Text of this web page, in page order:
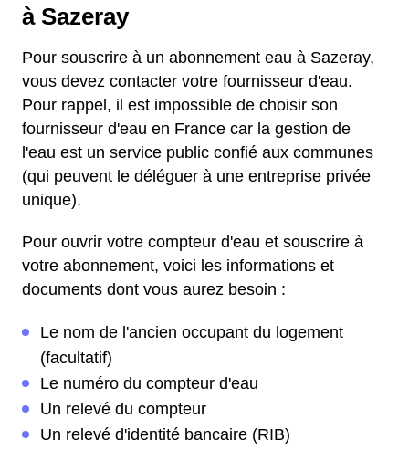
à Sazeray
Pour souscrire à un abonnement eau à Sazeray,
vous devez contacter votre fournisseur d'eau.
Pour rappel, il est impossible de choisir son
fournisseur d'eau en France car la gestion de
l'eau est un service public confié aux communes
(qui peuvent le déléguer à une entreprise privée
unique).
Pour ouvrir votre compteur d'eau et souscrire à
votre abonnement, voici les informations et
documents dont vous aurez besoin :
Le nom de l'ancien occupant du logement
(facultatif)
Le numéro du compteur d'eau
Un relevé du compteur
Un relevé d'identité bancaire (RIB)